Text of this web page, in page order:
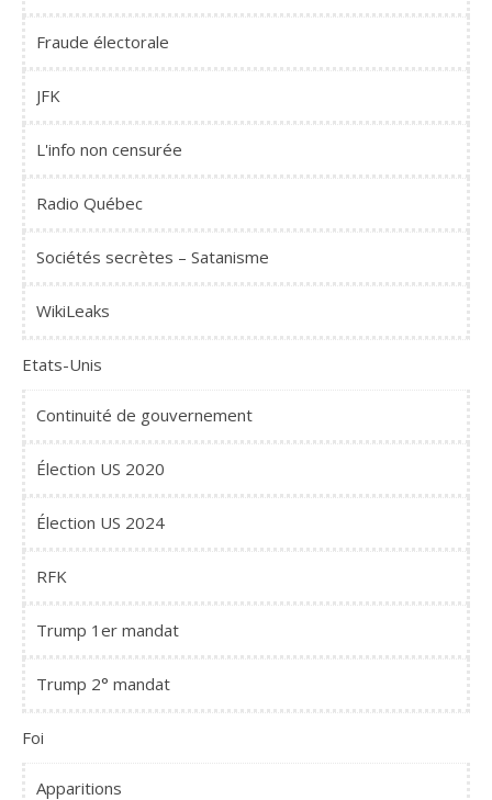
Fraude électorale
JFK
L'info non censurée
Radio Québec
Sociétés secrètes – Satanisme
WikiLeaks
Etats-Unis
Continuité de gouvernement
Élection US 2020
Élection US 2024
RFK
Trump 1er mandat
Trump 2° mandat
Foi
Apparitions